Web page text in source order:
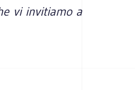
vi invitiamo a